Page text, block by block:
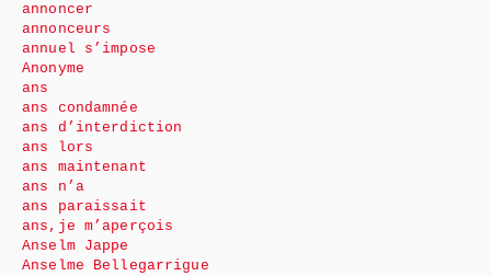
annoncer
annonceurs
annuel s’impose
Anonyme
ans
ans condamnée
ans d’interdiction
ans lors
ans maintenant
ans n’a
ans paraissait
ans,je m’aperçois
Anselm Jappe
Anselme Bellegarrigue